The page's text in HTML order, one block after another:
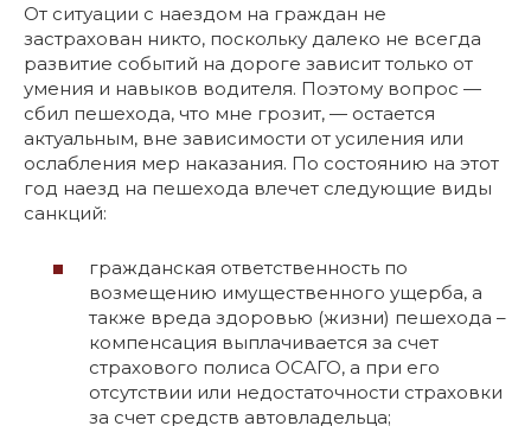
От ситуации с наездом на граждан не
застрахован никто, поскольку далеко не всегда
развитие событий на дороге зависит только от
умения и навыков водителя. Поэтому вопрос —
сбил пешехода, что мне грозит, — остается
актуальным, вне зависимости от усиления или
ослабления мер наказания. По состоянию на этот
год наезд на пешехода влечет следующие виды
санкций:
гражданская ответственность по
возмещению имущественного ущерба, а
также вреда здоровью (жизни) пешехода –
компенсация выплачивается за счет
страхового полиса ОСАГО, а при его
отсутствии или недостаточности страховки
за счет средств автовладельца;